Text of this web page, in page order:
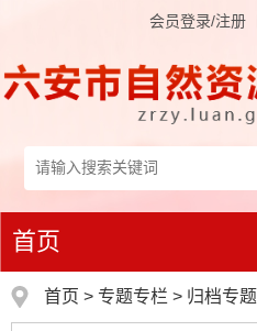
会员登录/注册
首页
首页 > 专题专栏 > 归档专题